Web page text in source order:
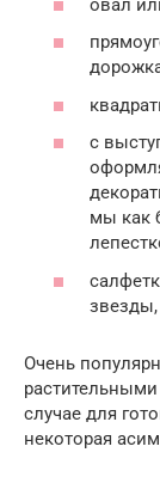
овал
с
мы как
звезды,
Очень
случае для
некоторая